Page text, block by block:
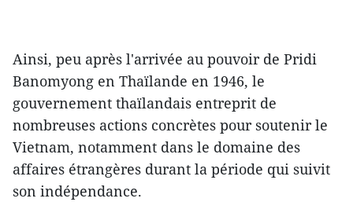
Ainsi, peu après l'arrivée au pouvoir de Pridi
Banomyong en Thaïlande en 1946, le
gouvernement thaïlandais entreprit de
nombreuses actions concrètes pour soutenir le
Vietnam, notamment dans le domaine des
affaires étrangères durant la période qui suivit
son indépendance.